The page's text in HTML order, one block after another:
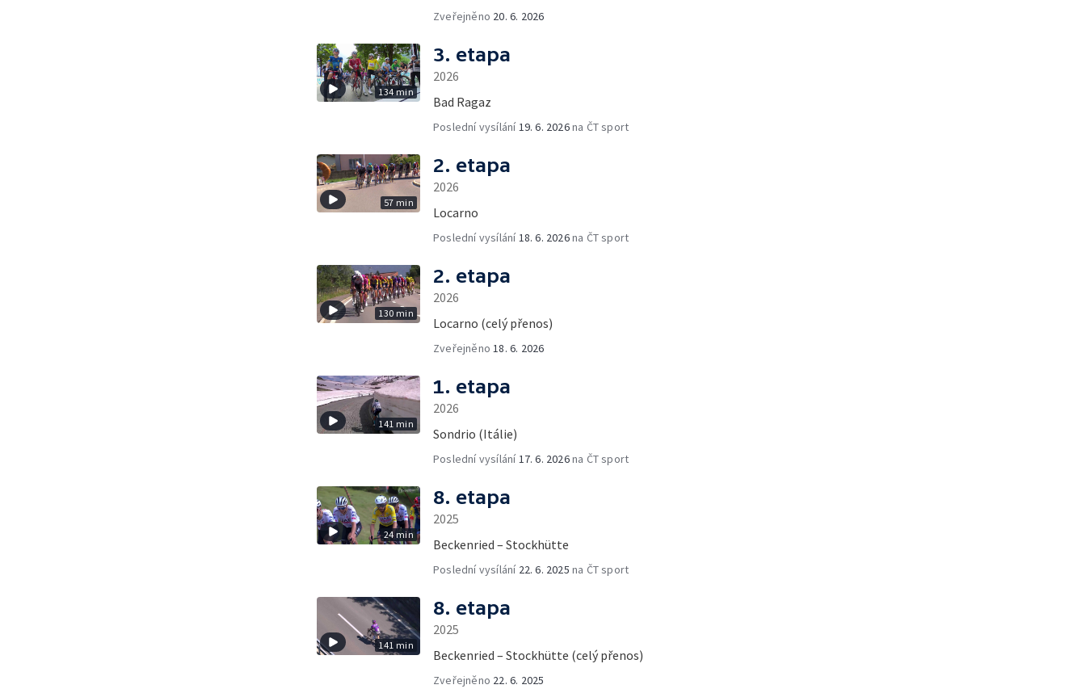
Zveřejněno 20. 6. 2026
134 min
3. etapa
2026
Bad Ragaz
Poslední vysílání 19. 6. 2026na ČT sport
57 min
2. etapa
2026
Locarno
Poslední vysílání 18. 6. 2026na ČT sport
130 min
2. etapa
2026
Locarno (celý přenos)
Zveřejněno 18. 6. 2026
141 min
1. etapa
2026
Sondrio (Itálie)
Poslední vysílání 17. 6. 2026na ČT sport
24 min
8. etapa
2025
Beckenried – Stockhütte
Poslední vysílání 22. 6. 2025 na ČT sport
141 min
8. etapa
2025
Beckenried – Stockhütte (celý přenos)
Zveřejněno 22. 6. 2025